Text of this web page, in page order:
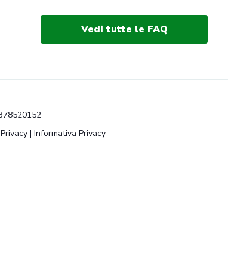
Vedi tutte le FAQ
Privacy | Informativa Privacy